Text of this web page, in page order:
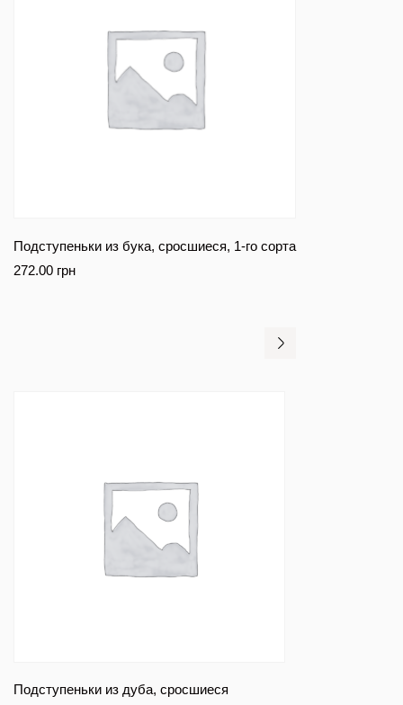
Подступеньки из бука, сросшиеся, 1-го сорта
272.00 грн
Подступеньки из дуба, сросшиеся